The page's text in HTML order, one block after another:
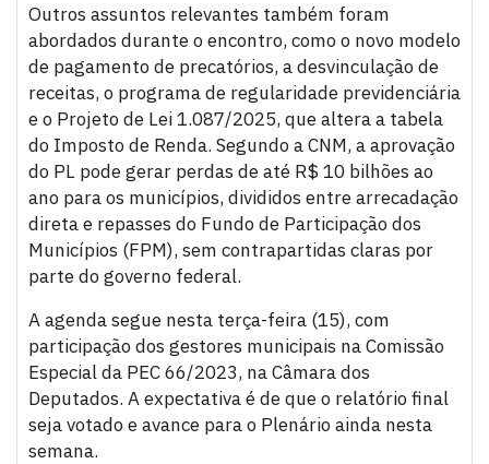
Outros assuntos relevantes também foram
abordados durante o encontro, como o novo modelo
de pagamento de precatórios, a desvinculação de
receitas, o programa de regularidade previdenciária
e o Projeto de Lei 1.087/2025, que altera a tabela
do Imposto de Renda. Segundo a CNM, a aprovação
do PL pode gerar perdas de até R$ 10 bilhões ao
ano para os municípios, divididos entre arrecadação
direta e repasses do Fundo de Participação dos
Municípios (FPM), sem contrapartidas claras por
parte do governo federal.
A agenda segue nesta terça-feira (15), com
participação dos gestores municipais na Comissão
Especial da PEC 66/2023, na Câmara dos
Deputados. A expectativa é de que o relatório final
seja votado e avance para o Plenário ainda nesta
semana.